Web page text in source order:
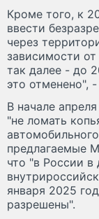
Кроме того, к
ввести
через
зависимости
так далее - до
это отменено",
В начале
"не ломать
предлагаемые
что "в России в
января 2025
разрешены".